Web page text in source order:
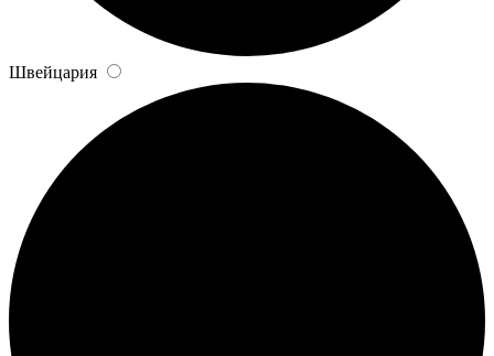
Швейцария